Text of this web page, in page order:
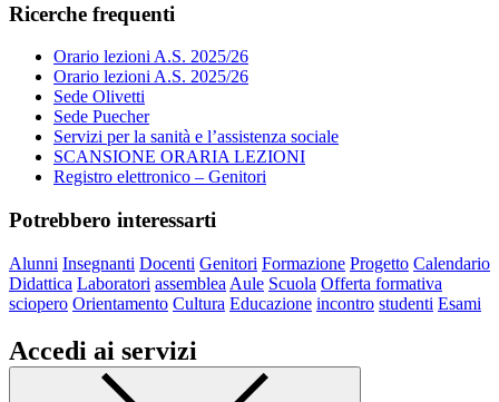
Ricerche frequenti
Orario lezioni A.S. 2025/26
Orario lezioni A.S. 2025/26
Sede Olivetti
Sede Puecher
Servizi per la sanità e l’assistenza sociale
SCANSIONE ORARIA LEZIONI
Registro elettronico – Genitori
Potrebbero interessarti
Alunni Insegnanti Docenti Genitori Formazione Progetto Calendario
Didattica Laboratori assemblea Aule Scuola Offerta formativa
sciopero Orientamento Cultura Educazione incontro studenti Esami
Accedi ai servizi